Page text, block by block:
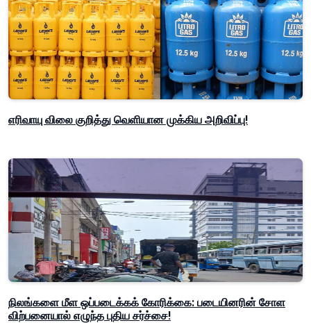
எரிவாயு விலை குறித்து வெளியான முக்கிய அறிவிப்பு!
நிலங்களை மீள ஒப்படைக்கக் கோரிக்கை: படையினரின் சோள
விற்பனையால் எழுந்த புதிய சர்ச்சை!